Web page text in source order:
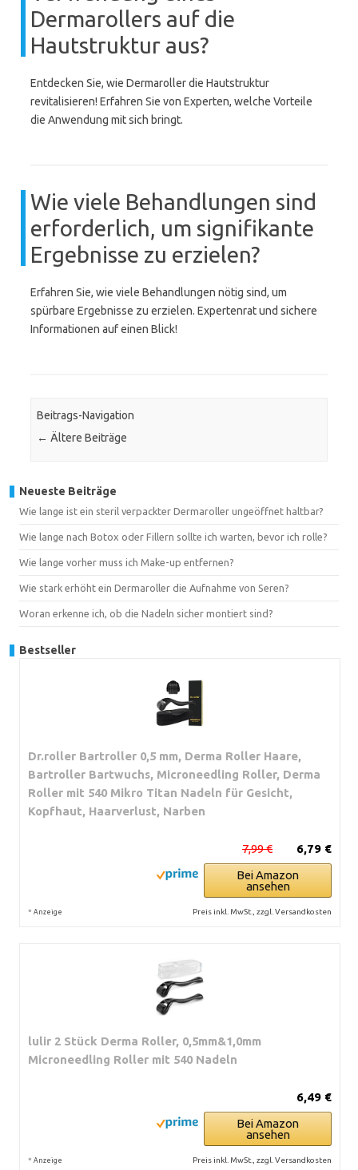
Dermarollers auf die
Hautstruktur aus?
Entdecken Sie, wie Dermaroller die Hautstruktur
revitalisieren! Erfahren Sie von Experten, welche Vorteile
die Anwendung mit sich bringt.
Wie viele Behandlungen sind
erforderlich, um signifikante
Ergebnisse zu erzielen?
Erfahren Sie, wie viele Behandlungen nötig sind, um
spürbare Ergebnisse zu erzielen. Expertenrat und sichere
Informationen auf einen Blick!
Beitrags-Navigation
← Ältere Beiträge
Neueste Beiträge
Wie lange ist ein steril verpackter Dermaroller ungeöffnet haltbar?
Wie lange nach Botox oder Fillern sollte ich warten, bevor ich rolle?
Wie lange vorher muss ich Make-up entfernen?
Wie stark erhöht ein Dermaroller die Aufnahme von Seren?
Woran erkenne ich, ob die Nadeln sicher montiert sind?
Bestseller
Dr.roller Bartroller 0,5 mm, Derma Roller Haare,
Bartroller Bartwuchs, Microneedling Roller, Derma
Roller mit 540 Mikro Titan Nadeln für Gesicht,
Kopfhaut, Haarverlust, Narben
6,79 €
7,99 €
Bei Amazon
ansehen
* Anzeige Preis inkl. MwSt., zzgl. Versandkosten
lulir 2 Stück Derma Roller, 0,5mm&1,0mm
Microneedling Roller mit 540 Nadeln
6,49 €
Bei Amazon
ansehen
* Anzeige Preis inkl. MwSt., zzgl. Versandkosten